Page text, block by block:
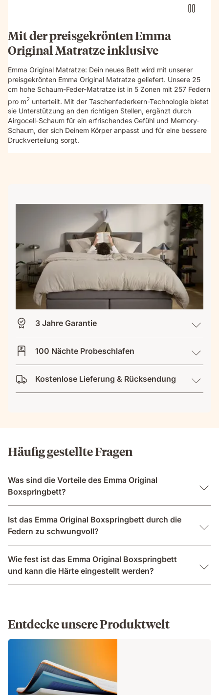
Mit der preisgekrönten Emma
Original Matratze inklusive
Emma Original Matratze: Dein neues Bett wird mit unserer
preisgekrönten Emma Original Matratze geliefert. Unsere 25
cm hohe Schaum-Feder-Matratze ist in 5 Zonen mit 257 Federn
pro m2 unterteilt. Mit der Taschenfederkern-Technologie bietet
sie Unterstützung an den richtigen Stellen, ergänzt durch
Airgocell-Schaum für ein erfrischendes Gefühl und Memory-
Schaum, der sich Deinem Körper anpasst und für eine bessere
Druckverteilung sorgt.
3 Jahre Garantie
100 Nächte Probeschlafen
Kostenlose Lieferung & Rücksendung
Häufig gestellte Fragen
Was sind die Vorteile des Emma Original
Boxspringbett?
Ist das Emma Original Boxspringbett durch die
Federn zu schwungvoll?
Wie fest ist das Emma Original Boxspringbett
und kann die Härte eingestellt werden?
Entdecke unsere Produktwelt